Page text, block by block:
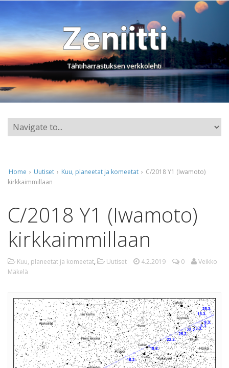
Zeniitti
Tähtiharrastuksen verkkolehti
Home › Uutiset › Kuu, planeetat ja komeetat › C/2018 Y1 (Iwamoto)
kirkkaimmillaan
C/2018 Y1 (Iwamoto)
kirkkaimmillaan
Kuu, planeetat ja komeetat, Uutiset 4.2.2019 0
Veikko
Mäkelä